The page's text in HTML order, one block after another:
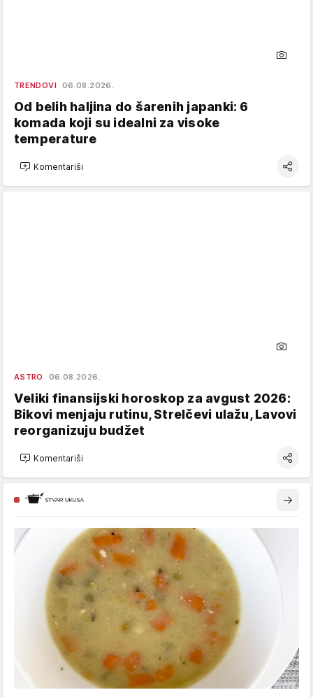
TRENDOVI 06.08.2026.
Od belih haljina do šarenih japanki: 6
komada koji su idealni za visoke
temperature
Komentariši
ASTRO 06.08.2026.
Veliki finansijski horoskop za avgust 2026:
Bikovi menjaju rutinu, Strelčevi ulažu, Lavovi
reorganizuju budžet
Komentariši